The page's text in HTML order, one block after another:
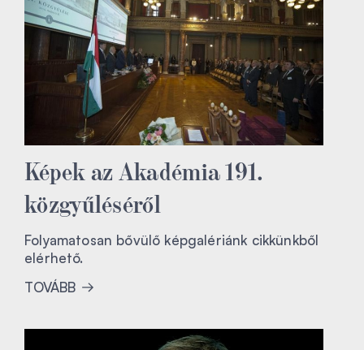
Képek az Akadémia 191.
közgyűléséről
Folyamatosan bővülő képgalériánk cikkünkből
elérhető.
TOVÁBB